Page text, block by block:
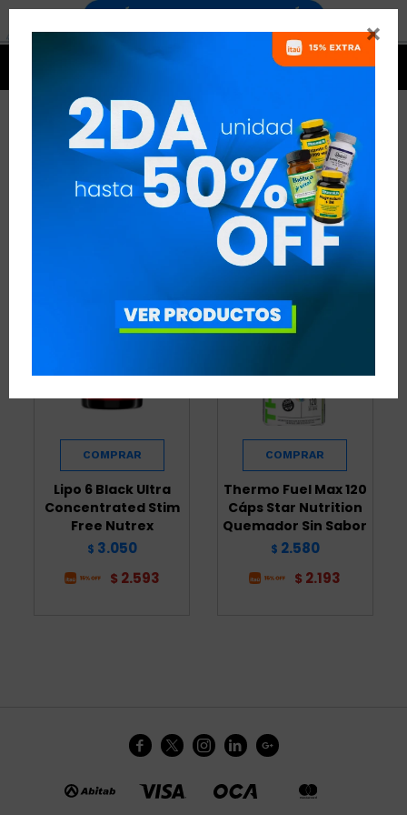

FÓRMULAS COMPUESTAS
FÓRMULAS COMPUESTAS VEGANO:NO
RECOMENDADOS
Lipo 6 Black Ultra
Concentrated Stim
Free Nutrex
$ 3.050
$ 2.593
Thermo Fuel Max 120
Cáps Star Nutrition
Quemador Sin Sabor
$ 2.580
$ 2.193
    